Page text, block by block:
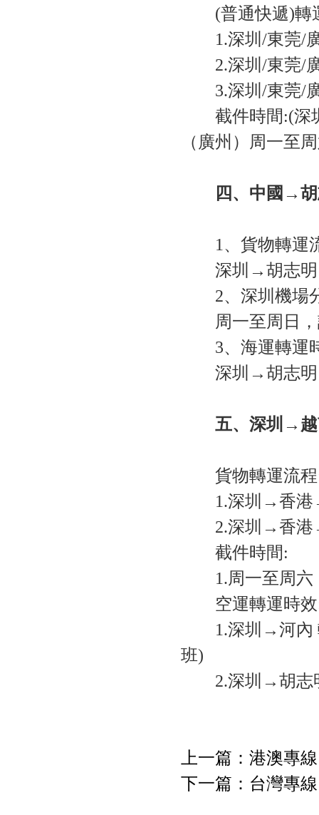
(普通快遞)轉
1.深圳/東莞/廣
2.深圳/東莞/廣
3.深圳/東莞/廣
截件時間:(深圳
（廣州）周一至
四、中國→
1、貨物轉運
深圳→胡志明
2、深圳機場
周一至周日，
3、海運轉運
深圳→胡志明
五、深圳→
貨物轉運流
1.深圳→香港→
2.深圳→香港→
截件時間:
1.周一至周六，
空運轉運時
1.深圳→河內 轉
班)
2.深圳→胡志明
上一篇： 港澳專線
下一篇： 台灣專線